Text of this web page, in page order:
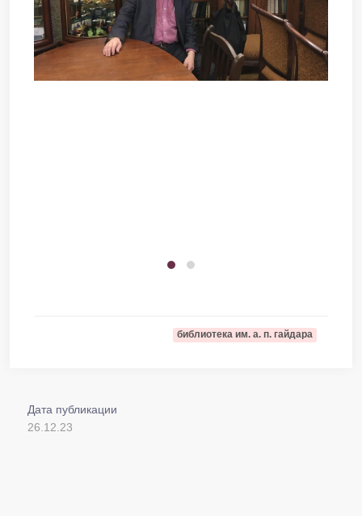
библиотека им. а. п. гайдара
Дата публикации
26.12.23